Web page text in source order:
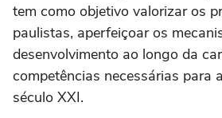
tem como objetivo valorizar os
paulistas, aperfeiçoar os
desenvolvimento ao longo da
competências necessárias para
século XXI.